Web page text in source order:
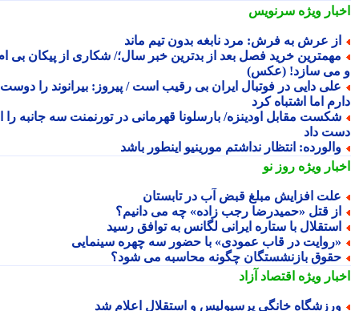
ویژهسرنویس
عرش به فرش: مرد نابغه بدون تیم ماند
خرید فصل بعد از بدترین خبر سال؛/ شکاری از پیکان بی ام
سازد! (عکس)
دایی در فوتبال ایران بی رقیب است / پیروز: بیرانوند را دوست
اما اشتباه کرد
مقابل اودینزه/ بارسلونا قهرمانی در تورنمنت سه جانبه را از
داد
انتظار نداشتم مورینیو اینطور باشد
ویژهروز نو
افزایش مبلغ قبض آب در تابستان
قتل «حمیدرضا رجب زاده» چه می دانیم؟
با ستاره ایرانی لگانس به توافق رسید
در قاب عمودی» با حضور سه چهره سینمایی
بازنشستگان چگونه محاسبه می شود؟
ویژهاقتصاد آزاد
خانگی پرسپولیس و استقلال اعلام شد